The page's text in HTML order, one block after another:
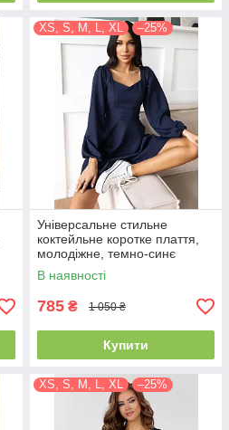
XS, S, M, L, XL –25%
Універсальне стильне
коктейльне коротке плаття,
молодіжне, темно-синє
В наявності
785 ₴ 1 050 ₴
Купити
XS, S, M, L, XL –25%